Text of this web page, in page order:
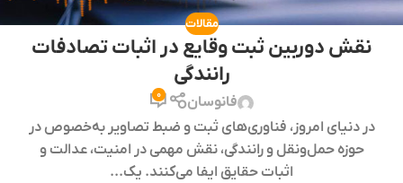
مقالات
نقش دوربین ثبت وقایع در اثبات تصادفات
رانندگی
فانوسان 0
در دنیای امروز، فناوری‌های ثبت و ضبط تصاویر به‌خصوص در
حوزه حمل‌ونقل و رانندگی، نقش مهمی در امنیت، عدالت و
اثبات حقایق ایفا می‌کنند. یک...